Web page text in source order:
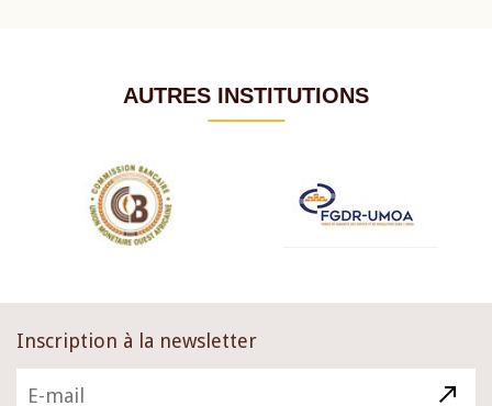
AUTRES INSTITUTIONS
Inscription à la newsletter